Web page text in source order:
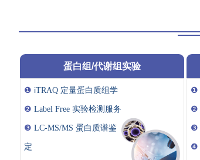
蛋白组/代谢组实验
❶ iTRAQ 定量蛋白质组学
❷ Label Free 实验检测服务
❸ LC-MS/MS 蛋白质谱鉴
定
❶
❷
❸
❹